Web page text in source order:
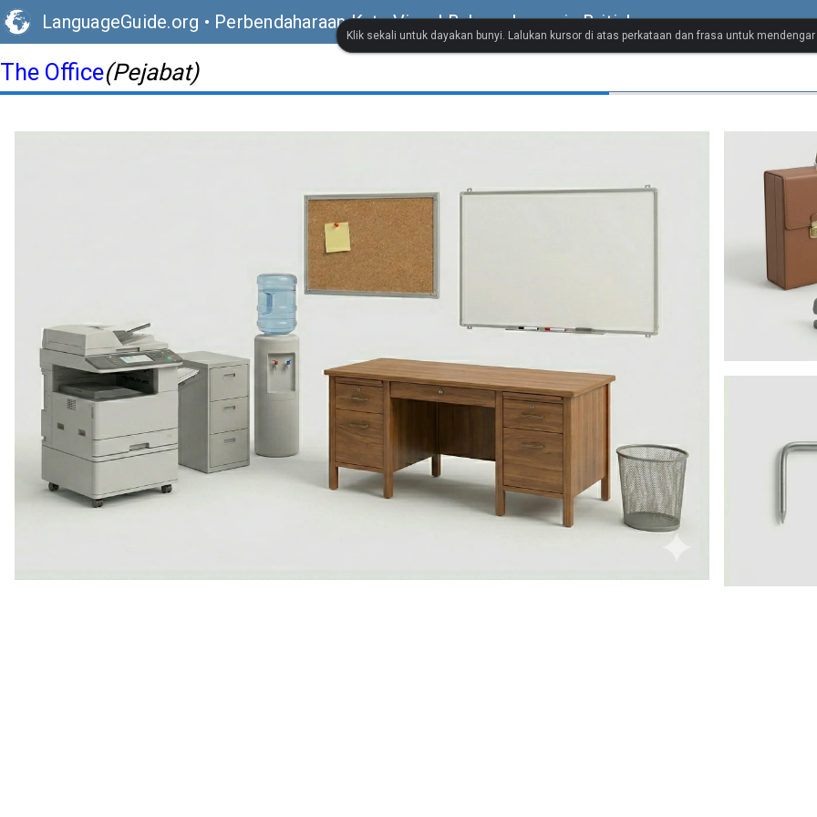
LanguageGuide.org • Perbendaharaan Kata Visual Bahasa Inggeris British
The Office(Pejabat)
Klik sekali untuk dayakan bunyi. Lalukan kursor di atas perkataan dan frasa untuk